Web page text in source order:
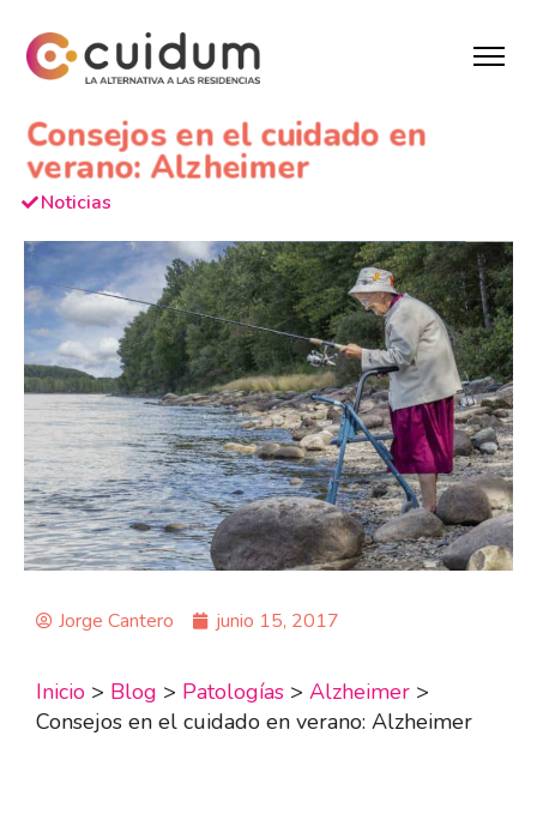
Consejos en el cuidado en
verano: Alzheimer
Noticias
Jorge Cantero junio 15, 2017
Inicio > Blog > Patologías > Alzheimer >
Consejos en el cuidado en verano: Alzheimer